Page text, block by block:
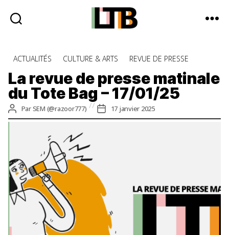
Bag
-
Média
d'information
quotidienne
Catégories
ACTUALITÉS CULTURE & ARTS REVUE DE PRESSE
La revue de presse matinale
du Tote Bag – 17/01/25
Auteur
de
ParSEM (@razoor777)
Date
de
17 janvier 2025